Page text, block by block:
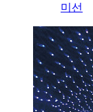
미선